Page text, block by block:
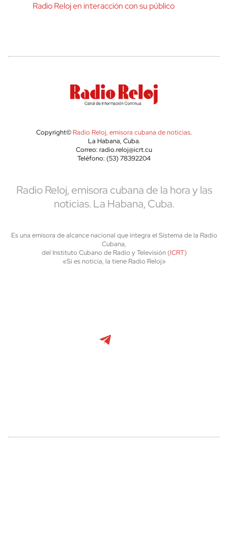
Radio Reloj en interacción con su público
Copyright© Radio Reloj, emisora cubana de noticias.
La Habana, Cuba.
Correo: radio.reloj@icrt.cu
Teléfono: (53) 78392204
Radio Reloj, emisora cubana de la hora y las
noticias. La Habana, Cuba.
Es una emisora de alcance nacional que integra el Sistema de la Radio
Cubana,
del Instituto Cubano de Radio y Televisión (ICRT)
«Si es noticia, la tiene Radio Reloj»